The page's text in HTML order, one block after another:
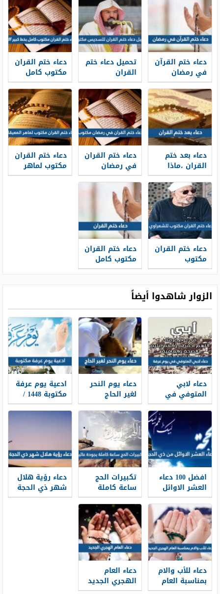
دعاء ختم القرآن
في رمضان
مكتوب 2026
ادعية ختم
القران قي
رمضان
تحميل دعاء ختم
القران
للسديس
مكتوب pdf
دعاء ختم القران
مكتوب كامل
بخط كبير pdf
دعاء بعد ختم
القران ،ماذا
يقال عند ختم
المصحف
دعاء ختم القران
في رمضان
مكتوب
دعاء ختم القران
مكتوب لماهر
المعيقلي
دعاء ختم القران
مكتوب
للشعراوي pdf
دعاء ختم القران
مكتوب كامل
الزوار شاهدوا أيضاً
دعاء لابي
المتوفي في
يوم عرفة 2026
أدعية لأبي
المتوفي في
وقفة عرفة 1448
دعاء يوم النحر
لغير الحاج
مكتوب 2026 ،
أدعية يوم النحر
لغير الحاج 1448
ادعية يوم عرفة
مكتوبة 1448 /
2026 لبيك اللهم
لبيك
افضل 100 دعاء
العشر الاوائل
من ذي الحجة
مكتوب 1448 /
2026
تكبيرات الحج
ساعة كاملة
بجودة عالية
1448 -2026 لبيك
اللهم لبيك
دعاء رؤية هلال
شهر ذي الحجة
1448 كامل
دعاء للأب والام
بمناسبة العام
دعاء العام
الهجري الجديد